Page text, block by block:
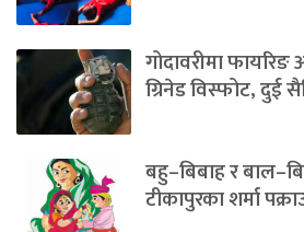
गोदावरीमा फायरिङ
ग्रिनेड विस्फोट, दुई
बहु–बिबाह र
टीकापुरका शर्मा